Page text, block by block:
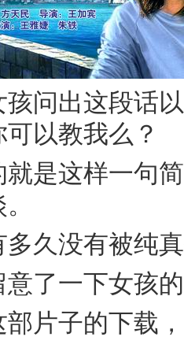
孩问出这段话
以教我么？
是这样一句
久没有被纯
意了一下女孩
片子的下载